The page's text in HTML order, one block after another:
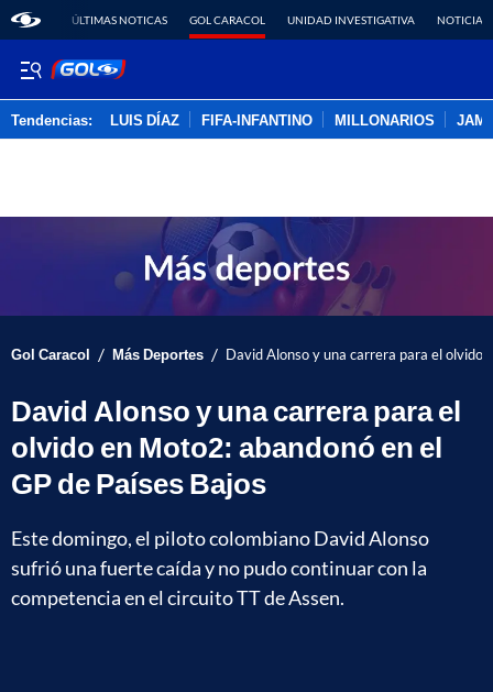
ÚLTIMAS NOTICAS GOL CARACOL UNIDAD INVESTIGATIVA NOTICIAS
Tendencias: LUIS DÍAZ FIFA-INFANTINO MILLONARIOS
Gol Caracol / Más Deportes / David Alonso y una carrera para el olvido
David Alonso y una carrera para el
olvido en Moto2: abandonó en el
GP de Países Bajos
Este domingo, el piloto colombiano David Alonso
sufrió una fuerte caída y no pudo continuar con la
competencia en el circuito TT de Assen.